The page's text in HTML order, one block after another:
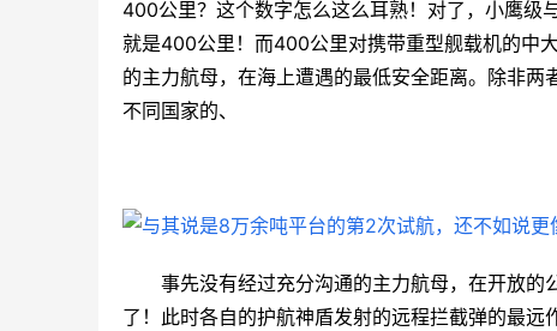
400公里？这个数字怎么这么耳熟！对了，小鹰级
就是400公里！而400公里对携带重型舰载机的中
的主力航母，在海上遭遇的最低安全距离。除非
不同国家的、
事先没有经过充分沟通的主力航母，在开放
了！此时各自的护航神盾发射的远程拦截弹的最